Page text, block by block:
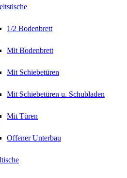
1/2 Bodenbrett
Mit Bodenbrett
Mit Schiebetüren
Mit Schiebetüren u. Schubladen
Mit Türen
Offener Unterbau